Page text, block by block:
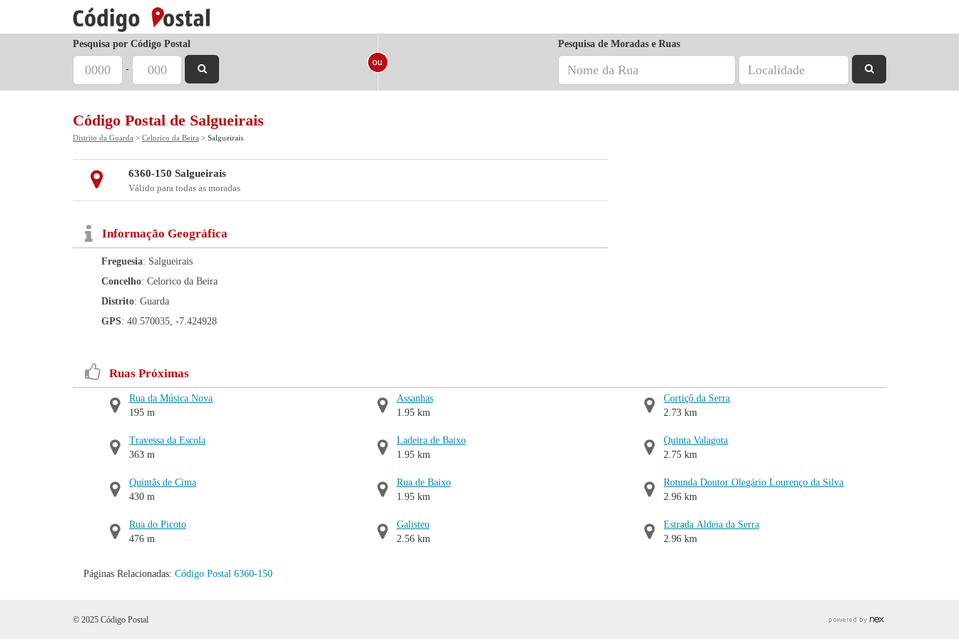
Pesquisa por Código Postal
-
Pesquisa de Moradas e Ruas
Código Postal de Salgueirais
Distrito da Guarda > Celorico da Beira > Salgueirais
6360-150 Salgueirais
Válido para todas as moradas
Informação Geográfica
Freguesia: Salgueirais
Concelho: Celorico da Beira
Distrito: Guarda
GPS: 40.570035, -7.424928
Ruas Próximas
Rua da Música Nova
195 m
Travessa da Escola
363 m
Quintãs de Cima
430 m
Rua do Picoto
476 m
Assanhas
1.95 km
Ladeira de Baixo
1.95 km
Rua de Baixo
1.95 km
Galisteu
2.56 km
Cortiçô da Serra
2.73 km
Quinta Valagota
2.75 km
Rotunda Doutor Olegário Lourenço da Silva
2.96 km
Estrada Aldeia da Serra
2.96 km
Páginas Relacionadas: Código Postal 6360-150
© 2025 Código Postal